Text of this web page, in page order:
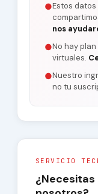
●Estos
nos
●No hay
virtuales.
●Nuestro
no tu
SERVICIO